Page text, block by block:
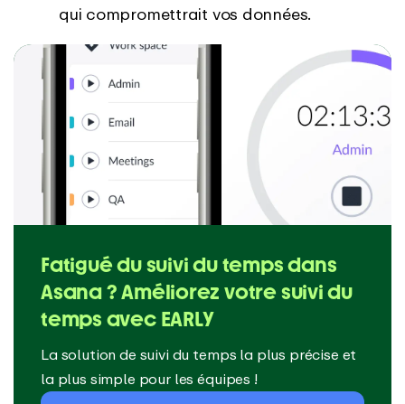
qui compromettrait vos données.
Fatigué du suivi du temps dans
Asana ? Améliorez votre suivi du
temps avec EARLY
La solution de suivi du temps la plus précise et
la plus simple pour les équipes !